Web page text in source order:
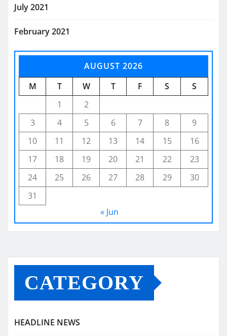
July 2021
February 2021
AUGUST 2026
M
T W T F S
S
1
2
3
4 5 6 7 8
9
10
11 12 13 14 15
16
17
18 19 20 21 22
23
24
25 26 27 28 29
30
31
« Jun
CATEGORY
HEADLINE NEWS